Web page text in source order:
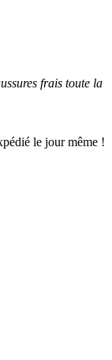
frais toute la
le jour même !